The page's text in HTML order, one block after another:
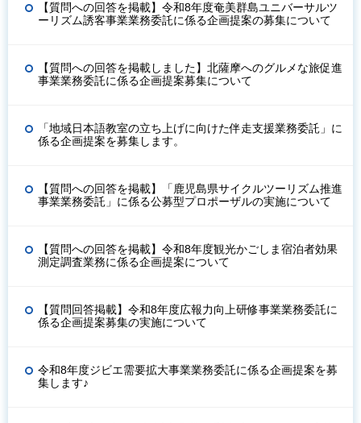
【質問への回答を掲載】令和8年度奄美群島ユニバーサルツ
ーリズム誘客事業業務委託に係る企画提案の募集について
【質問への回答を掲載しました】北薩摩へのグルメな旅促進
事業業務委託に係る企画提案募集について
「地域日本語教室の立ち上げに向けた伴走支援業務委託」に
係る企画提案を募集します。
【質問への回答を掲載】「鹿児島県サイクルツーリズム推進
事業業務委託」に係る公募型プロポーザルの実施について
【質問への回答を掲載】令和8年度観光かごしま宿泊者効果
測定調査業務に係る企画提案について
【質問回答掲載】令和8年度広報力向上研修事業業務委託に
係る企画提案募集の実施について
令和8年度ジビエ需要拡大事業業務委託に係る企画提案を募
集します♪